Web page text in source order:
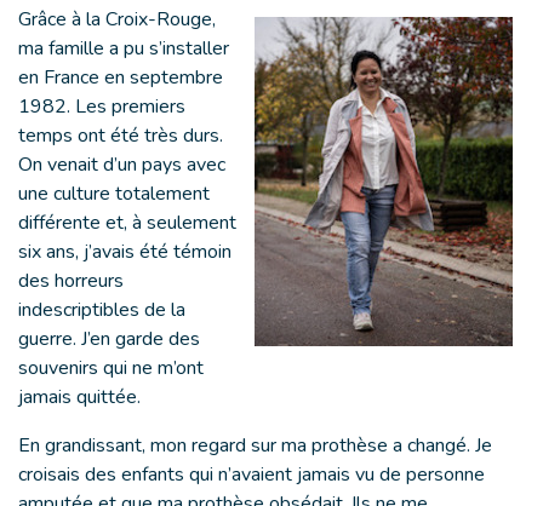
Grâce à la Croix-Rouge,
ma famille a pu s’installer
en France en septembre
1982. Les premiers
temps ont été très durs.
On venait d’un pays avec
une culture totalement
différente et, à seulement
six ans, j’avais été témoin
des horreurs
indescriptibles de la
guerre. J’en garde des
souvenirs qui ne m’ont
jamais quittée.
En grandissant, mon regard sur ma prothèse a changé. Je
croisais des enfants qui n’avaient jamais vu de personne